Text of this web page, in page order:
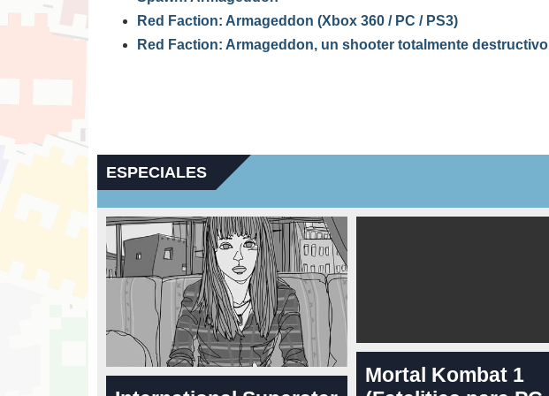
Red Faction: Armageddon (Xbox 360 / PC / PS3)
Red Faction: Armageddon, un shooter totalmente destructivo
ESPECIALES
Mortal Kombat 1